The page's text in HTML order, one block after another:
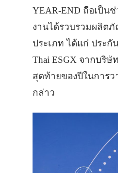
YEAR-END ถือเป็น
งานได้รวบรวมผลิต
ประเภท ได้แก่ ประ
Thai ESGX จากบริ
สุดท้ายของปีในการ
กล่าว